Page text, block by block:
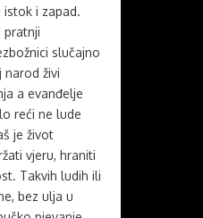
i zapad.
pratnji
slučajno
narod živi
a evanđelje
reći ne lude
je život
vjeru, hraniti
Takvih ludih ili
bez ulja u